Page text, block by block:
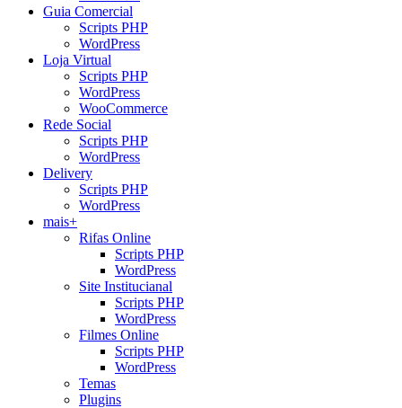
Guia Comercial
Scripts PHP
WordPress
Loja Virtual
Scripts PHP
WordPress
WooCommerce
Rede Social
Scripts PHP
WordPress
Delivery
Scripts PHP
WordPress
mais+
Rifas Online
Scripts PHP
WordPress
Site Institucianal
Scripts PHP
WordPress
Filmes Online
Scripts PHP
WordPress
Temas
Plugins